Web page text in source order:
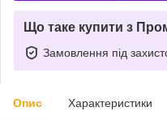
Що таке купити з
Замовлення під
Опис Характеристики